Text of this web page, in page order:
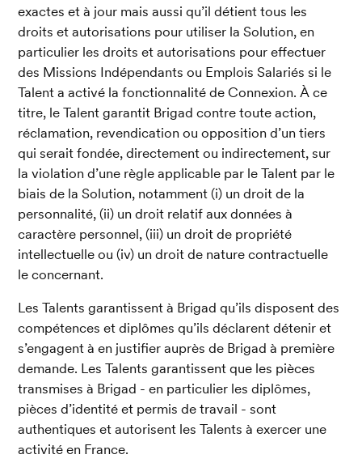
exactes et à jour mais aussi qu’il détient tous les
droits et autorisations pour utiliser la Solution, en
particulier les droits et autorisations pour effectuer
des Missions Indépendants ou Emplois Salariés si le
Talent a activé la fonctionnalité de Connexion. À ce
titre, le Talent garantit Brigad contre toute action,
réclamation, revendication ou opposition d’un tiers
qui serait fondée, directement ou indirectement, sur
la violation d’une règle applicable par le Talent par le
biais de la Solution, notamment (i) un droit de la
personnalité, (ii) un droit relatif aux données à
caractère personnel, (iii) un droit de propriété
intellectuelle ou (iv) un droit de nature contractuelle
le concernant.
Les Talents garantissent à Brigad qu’ils disposent des
compétences et diplômes qu’ils déclarent détenir et
s’engagent à en justifier auprès de Brigad à première
demande. Les Talents garantissent que les pièces
transmises à Brigad - en particulier les diplômes,
pièces d’identité et permis de travail - sont
authentiques et autorisent les Talents à exercer une
activité en France.